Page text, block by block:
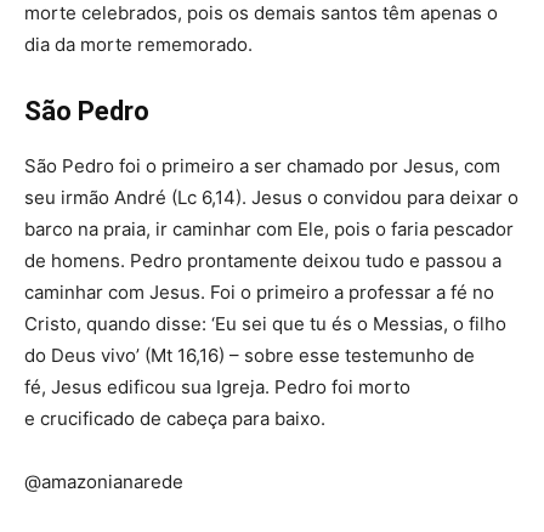
morte celebrados, pois os demais santos têm apenas o
dia da morte rememorado.
São Pedro
São Pedro foi o primeiro a ser chamado por Jesus, com
seu irmão André (Lc 6,14). Jesus o convidou para deixar o
barco na praia, ir caminhar com Ele, pois o faria pescador
de homens. Pedro prontamente deixou tudo e passou a
caminhar com Jesus. Foi o primeiro a professar a fé no
Cristo, quando disse: ‘Eu sei que tu és o Messias, o filho
do Deus vivo’ (Mt 16,16) – sobre esse testemunho de
fé, Jesus edificou sua Igreja. Pedro foi morto
e crucificado de cabeça para baixo.
@amazonianarede